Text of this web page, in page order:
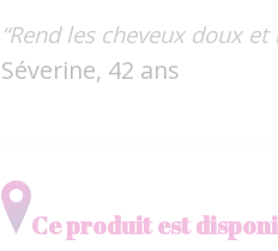
“Rend les cheveux doux
Séverine, 42 ans
Ce produit est